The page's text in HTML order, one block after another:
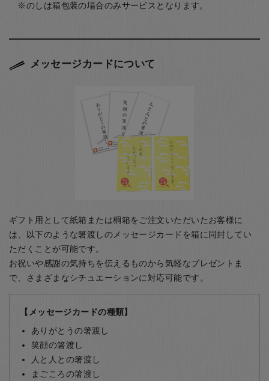
のしは箱包装の場合のみサービスとなります。
メッセージカードについて
ギフト用として紙箱または桐箱をご注文いただいたお客様に
は、以下のような箸渡しのメッセージカードを箱に同封してい
ただくことが可能です。
お祝いや感謝の気持ちを伝えるものから気軽なプレゼントま
で、さまざまなシチュエーションに対応可能です。
【メッセージカードの種類】
ありがとうの箸渡し
笑顔の箸渡し
人と人との箸渡し
まごころの箸渡し